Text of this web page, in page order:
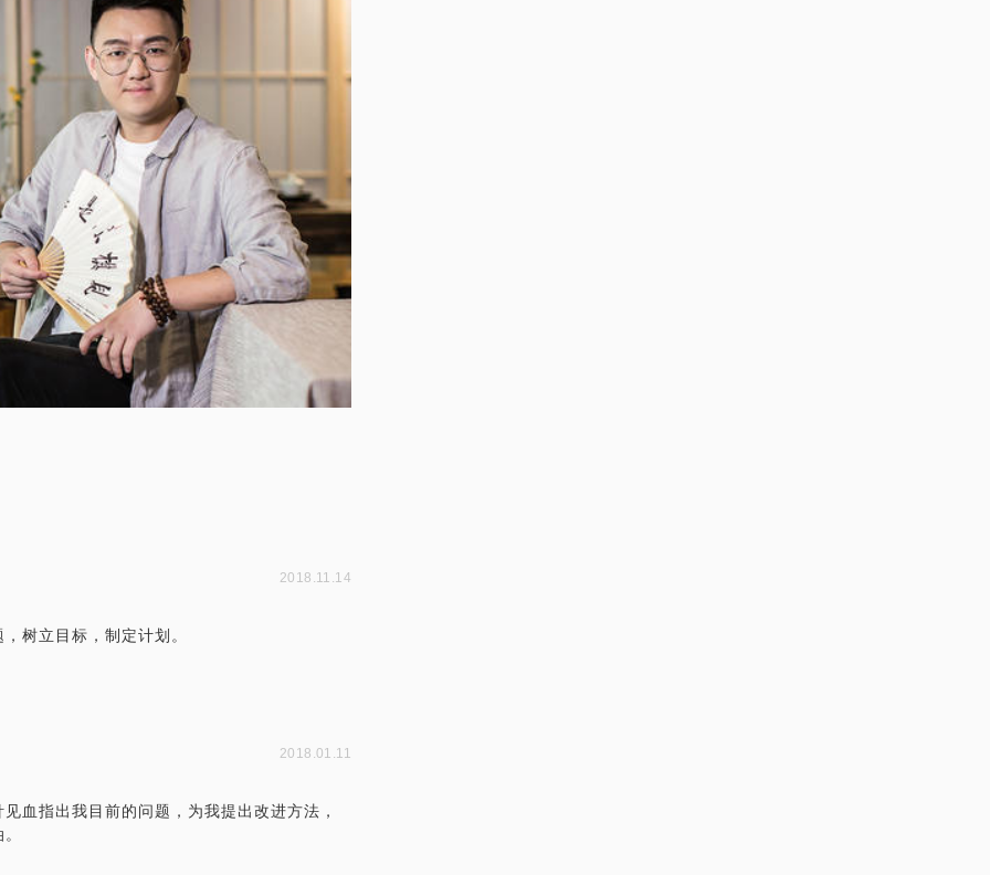
2018.11.14
树立目标，制定计划。
2018.01.11
血指出我目前的问题，为我提出改进方法，